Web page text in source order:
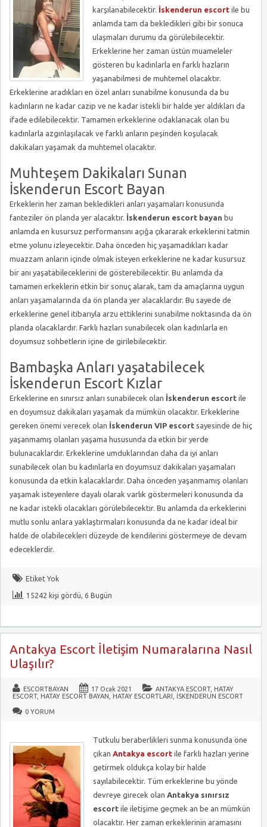
karşılanabilecektir. İskenderun escort ile bu
anlamda tam da bekledikleri gibi bir sonuca
ulaşmaları durumu da görülebilecektir.
Erkeklerine her zaman üstün muameleler
gösteren bu kadınlarla en farklı hazların
yaşanabilmesi de muhtemel olacaktır.
Erkeklerine aradıkları en özel anları sunabilme konusunda da bu
kadınların ne kadar cazip ve ne kadar istekli bir halde yer aldıkları da
ifade edilebilecektir. Tamamen erkeklerine odaklanacak olan bu
kadınlarla azgınlaşılacak ve farklı anların peşinden koşulacak
dakikaları yaşamak da muhtemel olacaktır.
Muhteşem Dakikaları Sunan
İskenderun Escort Bayan
Erkeklerin her zaman bekledikleri anları yaşamaları konusunda
fanteziler ön planda yer alacaktır. İskenderun escort bayan bu
anlamda en kusursuz performansını açığa çıkararak erkeklerini tatmin
etme yolunu izleyecektir. Daha önceden hiç yaşamadıkları kadar
muazzam anların içinde olmak isteyen erkeklerine ne kadar kusursuz
bir anı yaşatabileceklerini de gösterebilecektir. Bu anlamda da
tamamen erkeklerin etkin bir sonuç alarak, tam da amaçlarına uygun
anları yaşamalarında da ön planda yer alacaklardır. Bu sayede de
erkeklerine genel itibarıyla arzu ettiklerini sunabilme noktasında da ön
planda olacaklardır. Farklı hazları sunabilecek olan kadınlarla en
doyumsuz sohbetlerin içine de girilebilecektir.
Bambaşka Anları yaşatabilecek
İskenderun Escort Kızlar
Erkeklerine en sınırsız anları sunabilecek olan İskenderun escort ile
en doyumsuz dakikaları yaşamak da mümkün olacaktır. Erkeklerine
gereken önemi verecek olan İskenderun VIP escort sayesinde de hiç
yaşanmamış olanları yaşama hususunda da etkin bir yerde
bulunacaklardır. Erkeklerine umduklarından daha da iyi anları
sunabilecek olan bu kadınlarla en doyumsuz dakikaları yaşamaları
konusunda da etkin kalacaklardır. Daha önceden yaşanmamış olanları
yaşamak isteyenlere dayalı olarak varlık göstermeleri konusunda da
ne kadar istekli olacakları görülebilecektir. Bu anlamda da erkeklerini
mutlu sonlu anlara yaklaştırmaları konusunda da ne kadar ideal bir
halde de olabilecekleri düzeyde de kendilerini göstermeye de devam
edeceklerdir.
Etiket Yok
15242 kişi gördü, 6 Bugün
Antakya Escort İletişim Numaralarına Nasıl
Ulaşılır?
ESCORTBAYAN 17 Ocak 2021 ANTAKYA ESCORT, HATAY
ESCORT, HATAY ESCORT BAYAN HATAY ESCORTLARI İSKENDERUN ESCORT
0 YORUM
Tutkulu beraberlikleri sunma konusunda öne
çıkan Antakya escort ile farklı hazları yerine
getirmek oldukça kolay bir halde
sayılabilecektir. Tüm erkeklerine bu yönde
devreye girecek olan Antakya sınırsız
escort ile iletişime geçmek an be an mümkün
olacaktır. Her zaman erkeklerinin aramasını